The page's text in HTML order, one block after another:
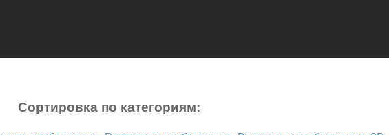
Сортировка по категориям: